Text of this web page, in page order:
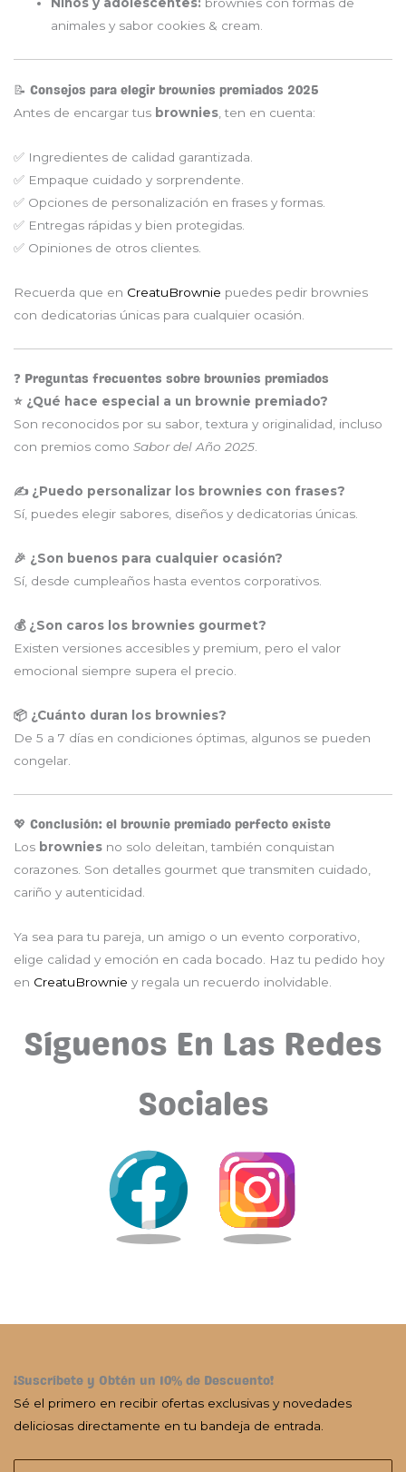
Niños y adolescentes: brownies con formas de
animales y sabor cookies & cream.
📝 Consejos para elegir brownies premiados 2025
Antes de encargar tus brownies , ten en cuenta:
✅ Ingredientes de calidad garantizada.
✅ Empaque cuidado y sorprendente.
✅ Opciones de personalización en frases y formas.
✅ Entregas rápidas y bien protegidas.
✅ Opiniones de otros clientes.
Recuerda que en CreatuBrownie puedes pedir brownies
con dedicatorias únicas para cualquier ocasión.
❓ Preguntas frecuentes sobre brownies premiados
⭐ ¿Qué hace especial a un brownie premiado?
Son reconocidos por su sabor, textura y originalidad, incluso
con premios como Sabor del Año 2025
✍️ ¿Puedo personalizar los brownies con frases?
Sí, puedes elegir sabores, diseños y dedicatorias únicas.
🎉 ¿Son buenos para cualquier ocasión?
Sí, desde cumpleaños hasta eventos corporativos.
💰 ¿Son caros los brownies gourmet?
Existen versiones accesibles y premium, pero el valor
emocional siempre supera el precio.
📦 ¿Cuánto duran los brownies?
De 5 a 7 días en condiciones óptimas, algunos se pueden
congelar.
💖 Conclusión: el brownie premiado perfecto existe
Los brownies no solo deleitan, también conquistan
corazones. Son detalles gourmet que transmiten cuidado,
cariño y autenticidad.
Ya sea para tu pareja, un amigo o un evento corporativo,
elige calidad y emoción en cada bocado. Haz tu pedido hoy
en CreatuBrownie y regala un recuerdo inolvidable.
Síguenos En Las Redes
Sociales
¡Suscríbete y Obtén un 10% de Descuento!
Sé el primero en recibir ofertas exclusivas y novedades
deliciosas directamente en tu bandeja de entrada.